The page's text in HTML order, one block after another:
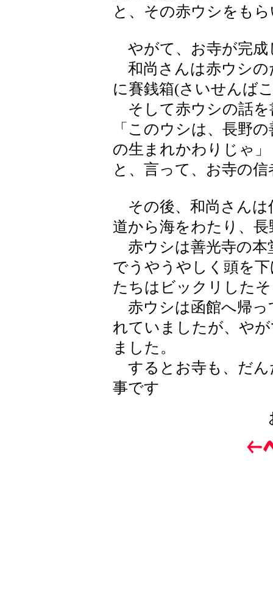
と、その赤ウシをも
やがて、お寺が完成
和尚さんは赤ウシの
に賽銭箱(さいせんば
そして赤ウシの話を
「このウシは、長野
の生まれかわりじゃ」
と、言って、お寺の
その後、和尚さんは
道から海をわたり、
赤ウシは善光寺の本
でうやうやしく頭を
たちはビックリした
赤ウシは函館へ帰っ
れていましたが、や
ました。
するとお寺も、だん
事です